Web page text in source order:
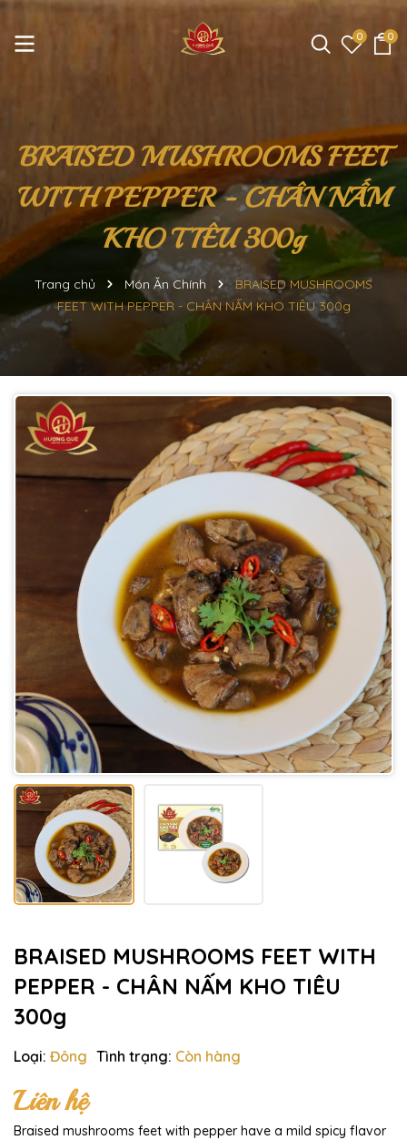
0 0
BRAISED MUSHROOMS FEET
WITH PEPPER - CHÂN NẤM
KHO TIÊU 300g
Trang chủ Món Ăn Chính
BRAISED MUSHROOMS
FEET WITH PEPPER - CHÂN NẤM KHO TIÊU 300g
BRAISED MUSHROOMS FEET WITH
PEPPER - CHÂN NẤM KHO TIÊU
300g
Loại: Đông Tình trạng: Còn hàng
Liên hệ
Braised mushrooms feet with pepper have a mild spicy flavor